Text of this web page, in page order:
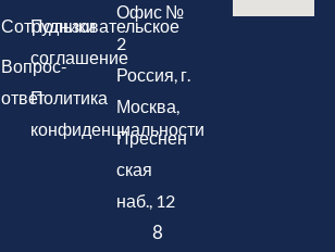
Сотрудники
Вопрос-
ответ
Пользовательское
соглашение
Политика
конфиденциальности
Офис №
2
Россия, г.
Москва,
Преснен
ская
наб., 12
8